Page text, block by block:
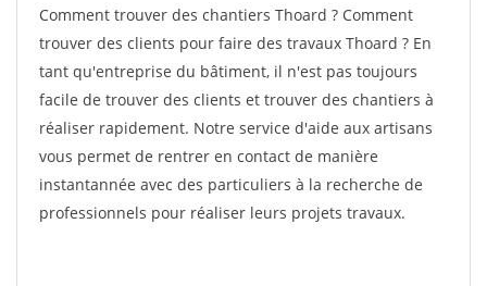
Comment trouver des chantiers Thoard ? Comment
trouver des clients pour faire des travaux Thoard ? En
tant qu'entreprise du bâtiment, il n'est pas toujours
facile de trouver des clients et trouver des chantiers à
réaliser rapidement. Notre service d'aide aux artisans
vous permet de rentrer en contact de manière
instantannée avec des particuliers à la recherche de
professionnels pour réaliser leurs projets travaux.